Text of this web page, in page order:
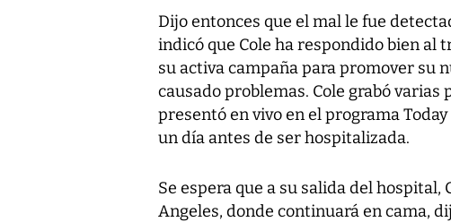
Dijo entonces que el mal le fue
indicó que Cole ha respondido bien al
su activa campaña para promover su
causado problemas. Cole grabó
presentó en vivo en el programa
un día antes de ser hospitalizada.
Se espera que a su salida del hospital,
Angeles, donde continuará en cama,